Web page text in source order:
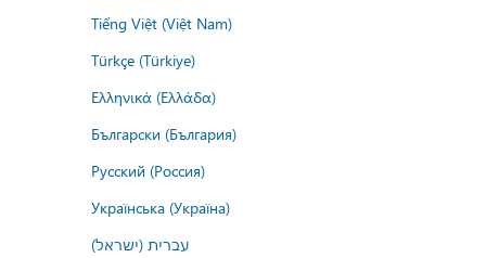
Tiếng Việt (Việt Nam)
Türkçe (Türkiye)
Ελληνικά (Ελλάδα)
Български (България)
Русский (Россия)
Українська (Україна)
עברית (ישראל)